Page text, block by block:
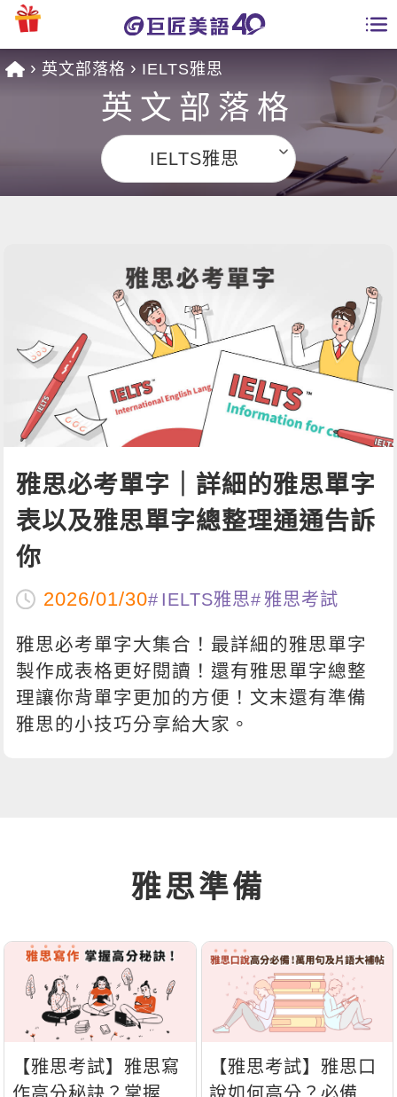
日語課程總表
英文檢定
TOEIC 多益課程
IELTS 雅思課程
TOEFL 托福課程
能力養成
自然發音
英文聽力養成
開口溜英文
英文文法技巧
英文寫作
Cengage TED Talks
特色課程
主題課程
英語俱樂部
Let's Talk
線上真人
日語
西班牙語
外語即時通
兒童美語
更多
企業訓練
點讀筆教材
數位學習教材
多益秒學堂
影音學英文
英文能力測驗
學習分享
學員故事
活動花絮
校園贊助
企業服務
學員專區
Recruiting
英文部落格 IELTS雅思
英文部落格
IELTS雅思
雅思必考單字｜詳細的雅思單字
表以及雅思單字總整理通通告訴
你
2026/01/30 IELTS雅思 雅思考試
雅思必考單字大集合！最詳細的雅思單字
製作成表格更好閱讀！還有雅思單字總整
理讓你背單字更加的方便！文末還有準備
雅思的小技巧分享給大家。
雅思準備
【雅思考試】雅思寫
【雅思考試】雅思口